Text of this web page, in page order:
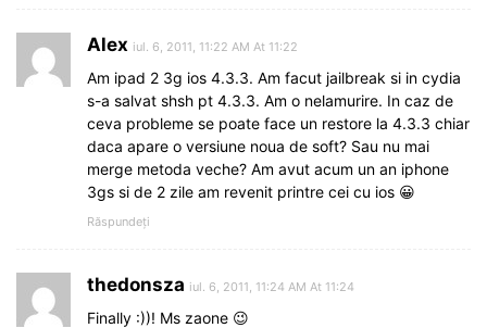
Alex iul. 6, 2011, 11:22 AM At 11:22
Am ipad 2 3g ios 4.3.3. Am facut jailbreak si in cydia
s-a salvat shsh pt 4.3.3. Am o nelamurire. In caz de
ceva probleme se poate face un restore la 4.3.3 chiar
daca apare o versiune noua de soft? Sau nu mai
merge metoda veche? Am avut acum un an iphone
3gs si de 2 zile am revenit printre cei cu ios 😀
Răspundeți
thedonsza iul. 6, 2011, 11:24 AM At 11:24
Finally :))! Ms zaone 😉